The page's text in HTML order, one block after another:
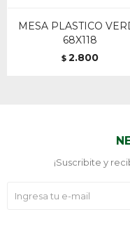
MESA PLASTICO
68X118
$ 2.800
¡Suscribite y